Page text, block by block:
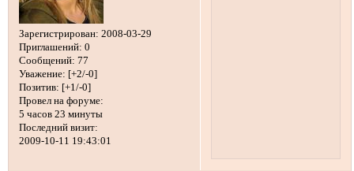
Зарегистрирован: 2008-03-29
Приглашений: 0
Сообщений: 77
Уважение: [+2/-0]
Позитив: [+1/-0]
Провел на форуме:
5 часов 23 минуты
Последний визит:
2009-10-11 19:43:01